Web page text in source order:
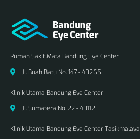
Rumah Sakit Mata Bandung Eye Center
Jl. Buah Batu No. 147 - 40265
Klinik Utama Bandung Eye Center
Jl. Sumatera No. 22 - 40112
Klinik Utama Bandung Eye Center Tasikmalaya